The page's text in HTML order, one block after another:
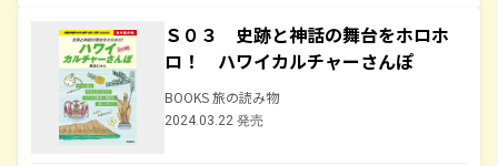
Ｓ０３ 史跡と神話の舞台をホロホ
ロ！ ハワイカルチャーさんぽ
BOOKS 旅の読み物
2024.03.22 発売